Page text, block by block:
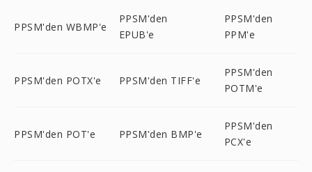
PPSM'den WBMP'e
PPSM'den
EPUB'e
PPSM'den
PPM'e
PPSM'den POTX'e PPSM'den TIFF'e
PPSM'den
POTM'e
PPSM'den POT'e PPSM'den BMP'e
PPSM'den
PCX'e